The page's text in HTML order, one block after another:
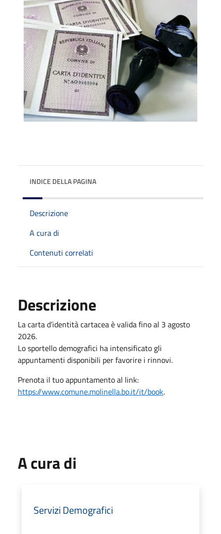
INDICE DELLA PAGINA
Descrizione
A cura di
Contenuti correlati
Descrizione
La carta d’identità cartacea è valida fino al 3 agosto
2026.
Lo sportello demografici ha intensificato gli
appuntamenti disponibili per favorire i rinnovi.
Prenota il tuo appuntamento al link:
https://www.comune.molinella.bo.it/it/book.
A cura di
Servizi Demografici